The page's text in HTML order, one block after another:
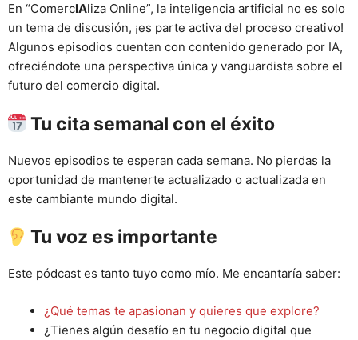
En “ComercIAliza Online”, la inteligencia artificial no es solo
un tema de discusión, ¡es parte activa del proceso creativo!
Algunos episodios cuentan con contenido generado por IA,
ofreciéndote una perspectiva única y vanguardista sobre el
futuro del comercio digital.
Tu cita semanal con el éxito
Nuevos episodios te esperan cada semana. No pierdas la
oportunidad de mantenerte actualizado o actualizada en
este cambiante mundo digital.
Tu voz es importante
Este pódcast es tanto tuyo como mío. Me encantaría saber:
¿Qué temas te apasionan y quieres que explore?
¿Tienes algún desafío en tu negocio digital que